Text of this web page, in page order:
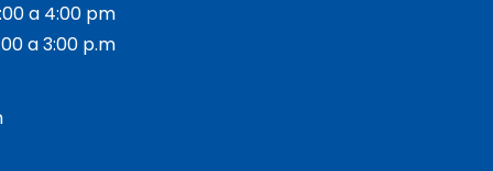
a 4:00 pm
a 3:00 p.m